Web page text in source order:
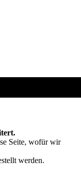
Seite, wofür wir
werden.